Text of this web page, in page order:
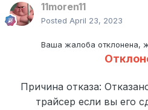
11moren11
Posted April 23, 2023
Ваша жалоба отклонена,
Причина отказа:
трайсер если вы его